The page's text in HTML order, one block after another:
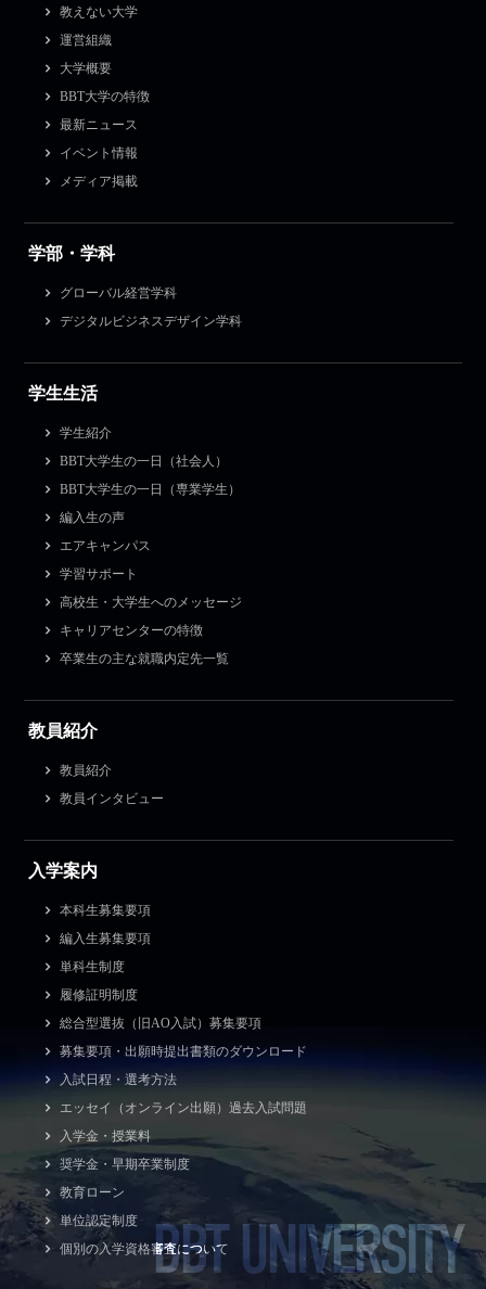
教えない大学
運営組織
大学概要
BBT大学の特徴
最新ニュース
イベント情報
メディア掲載
学部・学科
グローバル経営学科
デジタルビジネスデザイン学科
学生生活
学生紹介
BBT大学生の一日（社会人）
BBT大学生の一日（専業学生）
編入生の声
エアキャンパス
学習サポート
高校生・大学生へのメッセージ
キャリアセンターの特徴
卒業生の主な就職内定先一覧
教員紹介
教員紹介
教員インタビュー
入学案内
本科生募集要項
編入生募集要項
単科生制度
履修証明制度
総合型選抜（旧AO入試）募集要項
募集要項・出願時提出書類のダウンロード
入試日程・選考方法
エッセイ（オンライン出願）過去入試問題
入学金・授業料
奨学金・早期卒業制度
教育ローン
単位認定制度
個別の入学資格審査についてBBT UNIVERSITY